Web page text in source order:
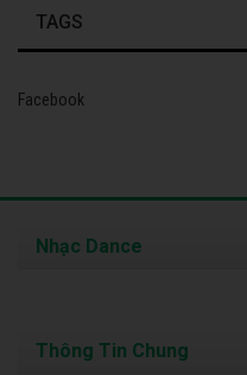
TAGS
Facebook
Nhạc Dance
Thông Tin Chung